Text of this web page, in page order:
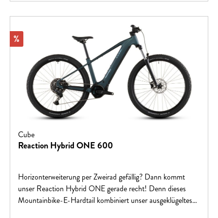
Rabatt
%
Cube
Reaction Hybrid ONE 600
Horizonterweiterung per Zweirad gefällig? Dann kommt
unser Reaction Hybrid ONE gerade recht! Denn dieses
Mountainbike-E-Hardtail kombiniert unser ausgeklügeltes